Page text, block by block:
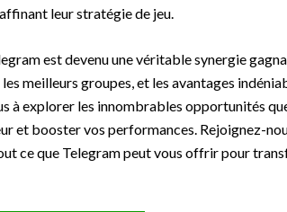
leur stratégie de jeu.
est devenu une véritable synergie
meilleurs groupes, et les avantages
à explorer les innombrables opportunités
et booster vos performances. Rejoignez-
ce que Telegram peut vous offrir pour